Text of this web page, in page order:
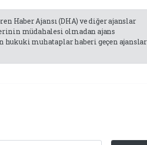
Haber Ajansı (DHA) ve diğer ajanslar
müdahalesi olmadan ajans
hukuki muhataplar haberi geçen ajanslar